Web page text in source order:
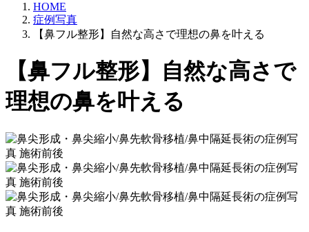
HOME
症例写真
【鼻フル整形】自然な高さで理想の鼻を叶える
【鼻フル整形】自然な高さで
理想の鼻を叶える